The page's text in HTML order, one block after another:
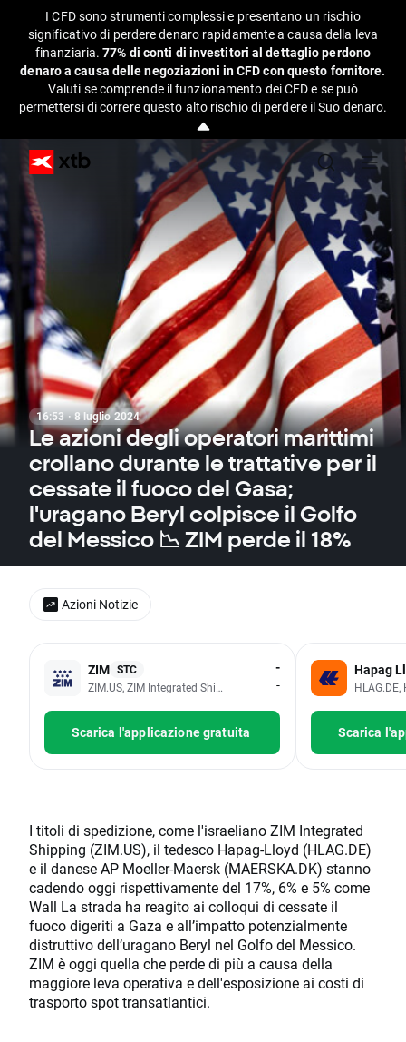
I CFD sono strumenti complessi e presentano un rischio
significativo di perdere denaro rapidamente a causa della leva
finanziaria.77% di conti di investitori al dettaglio perdono
denaro a causa delle negoziazioni in CFD con questo fornitore.
Valuti se comprende il funzionamento dei CFD e se può
permettersi di correre questo alto rischio di perdere il Suo denaro.
16:53 · 8 luglio 2024
Le azioni degli operatori marittimi
crollano durante le trattative per il
cessate il fuoco del Gasa;
l'uragano Beryl colpisce il Golfo
del Messico 📉 ZIM perde il 18%
ZIM STC
ZIM.US, ZIM Integrated Shipping Services Ltd
-
-
Scarica l'applicazione gratuita
Hapag
Scarica
I titoli di spedizione, come l'israeliano ZIM Integrated
Shipping (ZIM.US), il tedesco Hapag-Lloyd (HLAG.DE)
e il danese AP Moeller-Maersk (MAERSKA.DK) stanno
cadendo oggi rispettivamente del 17%, 6% e 5% come
Wall La strada ha reagito ai colloqui di cessate il
fuoco digeriti a Gaza e all’impatto potenzialmente
distruttivo dell’uragano Beryl nel Golfo del Messico.
ZIM è oggi quella che perde di più a causa della
maggiore leva operativa e dell'esposizione ai costi di
trasporto spot transatlantici.
Azioni Notizie